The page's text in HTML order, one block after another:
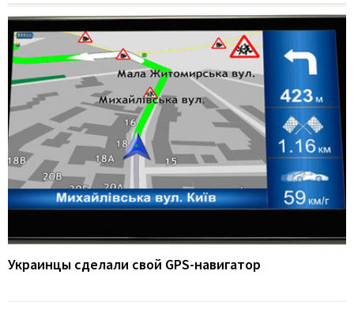
Украинцы сделали свой GPS-навигатор